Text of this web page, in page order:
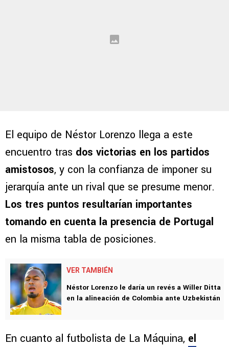
El equipo de Néstor Lorenzo llega a este
encuentro tras dos victorias en los partidos
amistosos, y con la confianza de imponer su
jerarquía ante un rival que se presume menor.
Los tres puntos resultarían importantes
tomando en cuenta la presencia de Portugal
en la misma tabla de posiciones.
VER TAMBIÉN
Néstor Lorenzo le daría un revés a Willer Ditta
en la alineación de Colombia ante Uzbekistán
En cuanto al futbolista de La Máquina, el